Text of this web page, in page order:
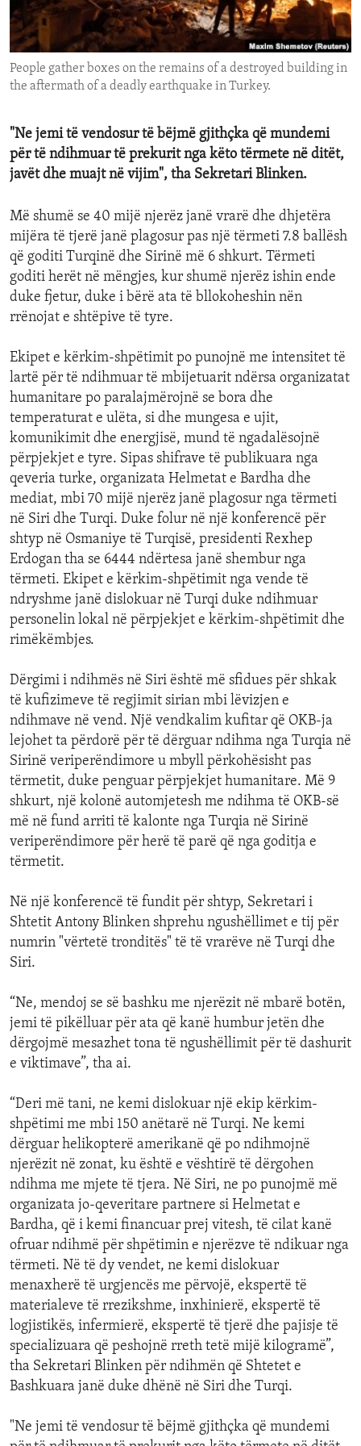
ENVIRONMENT AND HEALTH
IDEALS AND INSTITUTIONS
People gather boxes on the remains of a destroyed building in
the aftermath of a deadly earthquake in Turkey.
"Ne jemi të vendosur të bëjmë gjithçka që mundemi
për të ndihmuar të prekurit nga këto tërmete në ditët,
javët dhe muajt në vijim", tha Sekretari Blinken.
Më shumë se 40 mijë njerëz janë vrarë dhe dhjetëra
mijëra të tjerë janë plagosur pas një tërmeti 7.8 ballësh
që goditi Turqinë dhe Sirinë më 6 shkurt. Tërmeti
goditi herët në mëngjes, kur shumë njerëz ishin ende
duke fjetur, duke i bërë ata të bllokoheshin nën
rrënojat e shtëpive të tyre.
Ekipet e kërkim-shpëtimit po punojnë me intensitet të
lartë për të ndihmuar të mbijetuarit ndërsa organizatat
humanitare po paralajmërojnë se bora dhe
temperaturat e ulëta, si dhe mungesa e ujit,
komunikimit dhe energjisë, mund të ngadalësojnë
përpjekjet e tyre. Sipas shifrave të publikuara nga
qeveria turke, organizata Helmetat e Bardha dhe
mediat, mbi 70 mijë njerëz janë plagosur nga tërmeti
në Siri dhe Turqi. Duke folur në një konferencë për
shtyp në Osmaniye të Turqisë, presidenti Rexhep
Erdogan tha se 6444 ndërtesa janë shembur nga
tërmeti. Ekipet e kërkim-shpëtimit nga vende të
ndryshme janë dislokuar në Turqi duke ndihmuar
personelin lokal në përpjekjet e kërkim-shpëtimit dhe
rimëkëmbjes.
Dërgimi i ndihmës në Siri është më sfidues për shkak
të kufizimeve të regjimit sirian mbi lëvizjen e
ndihmave në vend. Një vendkalim kufitar që OKB-ja
lejohet ta përdorë për të dërguar ndihma nga Turqia në
Sirinë veriperëndimore u mbyll përkohësisht pas
tërmetit, duke penguar përpjekjet humanitare. Më 9
shkurt, një kolonë automjetesh me ndihma të OKB-së
më në fund arriti të kalonte nga Turqia në Sirinë
veriperëndimore për herë të parë që nga goditja e
tërmetit.
Në një konferencë të fundit për shtyp, Sekretari i
Shtetit Antony Blinken shprehu ngushëllimet e tij për
numrin "vërtetë tronditës" të të vrarëve në Turqi dhe
Siri.
“Ne, mendoj se së bashku me njerëzit në mbarë botën,
jemi të pikëlluar për ata që kanë humbur jetën dhe
dërgojmë mesazhet tona të ngushëllimit për të dashurit
e viktimave”, tha ai.
“Deri më tani, ne kemi dislokuar një ekip kërkim-
shpëtimi me mbi 150 anëtarë në Turqi. Ne kemi
dërguar helikopterë amerikanë që po ndihmojnë
njerëzit në zonat, ku është e vështirë të dërgohen
ndihma me mjete të tjera. Në Siri, ne po punojmë më
organizata jo-qeveritare partnere si Helmetat e
Bardha, që i kemi financuar prej vitesh, të cilat kanë
ofruar ndihmë për shpëtimin e njerëzve të ndikuar nga
tërmeti. Në të dy vendet, ne kemi dislokuar
menaxherë të urgjencës me përvojë, ekspertë të
materialeve të rrezikshme, inxhinierë, ekspertë të
logjistikës, infermierë, ekspertë të tjerë dhe pajisje të
specializuara që peshojnë rreth tetë mijë kilogramë”,
tha Sekretari Blinken për ndihmën që Shtetet e
Bashkuara janë duke dhënë në Siri dhe Turqi.
"Ne jemi të vendosur të bëjmë gjithçka që mundemi